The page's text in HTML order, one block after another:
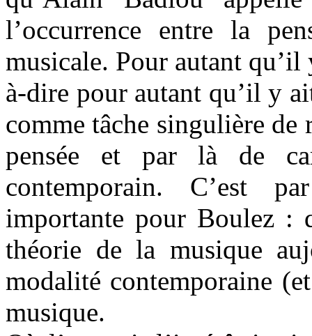
l’occurrence entre la
musicale. Pour autant qu’il
à-dire pour autant qu’il y
comme tâche singulière de
pensée et par là de
contemporain. C’est
importante pour Boulez :
théorie de la musique
modalité contemporaine
musique.